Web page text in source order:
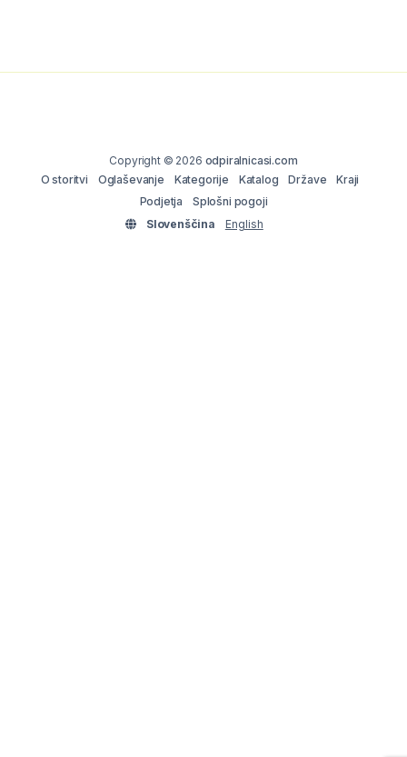
Copyright © 2026 odpiralnicasi.com
O storitvi
Oglaševanje Kategorije Katalog Države
Kraji
Podjetja
Splošni pogoji
Slovenščina
English